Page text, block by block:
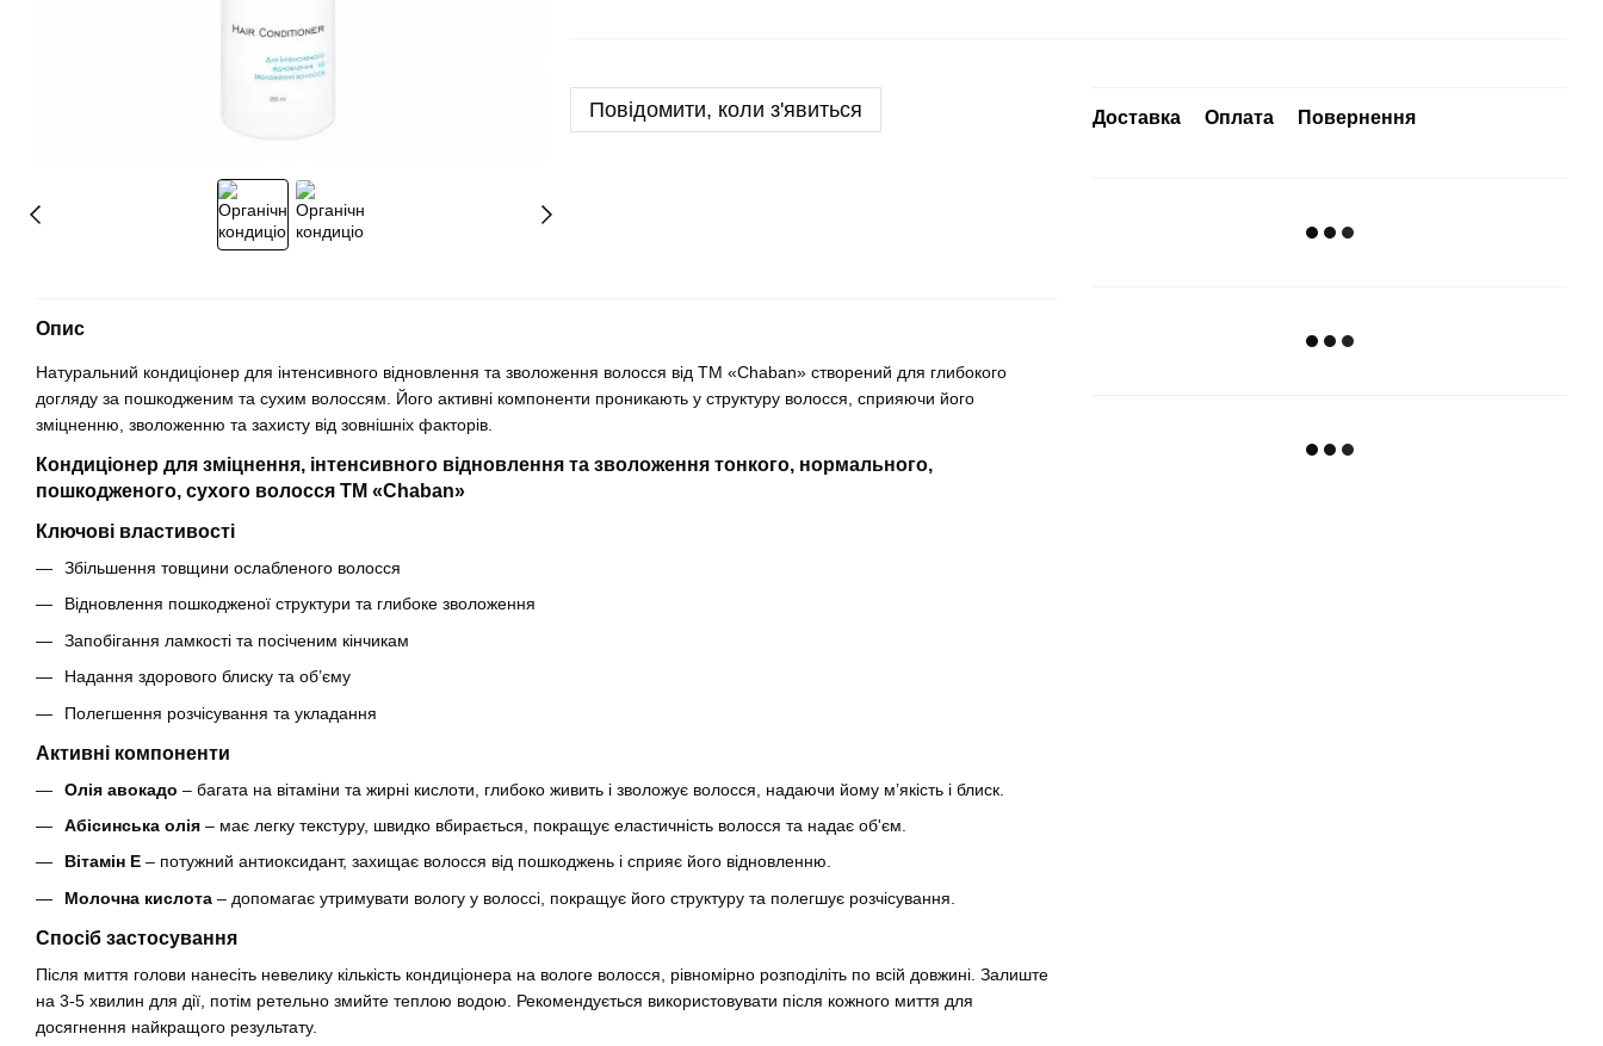
Повідомити, коли з'явиться Доставка Оплата Повернення
Опис
Натуральний кондиціонер для інтенсивного відновлення та зволоження волосся від ТМ «Chaban» створений для глибокого
догляду за пошкодженим та сухим волоссям. Його активні компоненти проникають у структуру волосся, сприяючи його
зміцненню, зволоженню та захисту від зовнішніх факторів.
Кондиціонер для зміцнення, інтенсивного відновлення та зволоження тонкого, нормального,
пошкодженого, сухого волосся ТМ «Chaban»
Ключові властивості
Збільшення товщини ослабленого волосся
Відновлення пошкодженої структури та глибоке зволоження
Запобігання ламкості та посіченим кінчикам
Надання здорового блиску та об’єму
Полегшення розчісування та укладання
Активні компоненти
Олія авокадо – багата на вітаміни та жирні кислоти, глибоко живить і зволожує волосся, надаючи йому м’якість і блиск.
Абісинська олія – має легку текстуру, швидко вбирається, покращує еластичність волосся та надає об'єм.
Вітамін E – потужний антиоксидант, захищає волосся від пошкоджень і сприяє його відновленню.
Молочна кислота – допомагає утримувати вологу у волоссі, покращує його структуру та полегшує розчісування.
Спосіб застосування
Після миття голови нанесіть невелику кількість кондиціонера на вологе волосся, рівномірно розподіліть по всій довжині. Залиште
на 3-5 хвилин для дії, потім ретельно змийте теплою водою. Рекомендується використовувати після кожного миття для
досягнення найкращого результату.